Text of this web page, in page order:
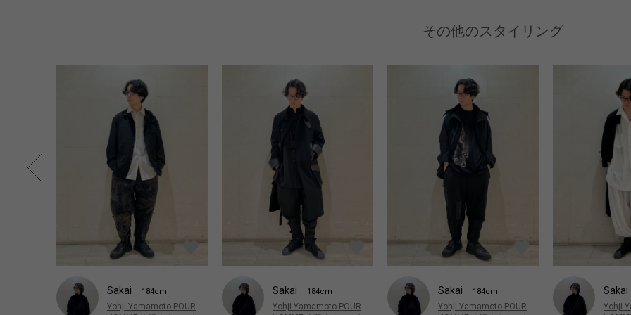
その他のスタイリング
Sakai 184cm
Yohji Yamamoto POUR
Sakai 184cm
Yohji Yamamoto POUR
Sakai 184cm
Yohji Yamamoto POUR
Sakai
Yohji